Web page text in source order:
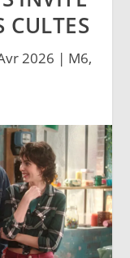
CULTES
2026 | M6,